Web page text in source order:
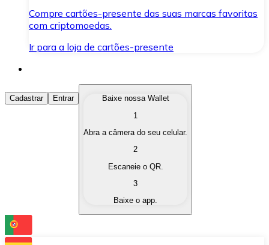
Compre cartões-presente das suas marcas favoritas
com criptomoedas.
Ir para a loja de cartões-presente
Comprar Criptomoedas
Compre as criptomoedas de seu interesse de forma
Converta suas criptomoedas em moeda fiduciária
Troque uma criptomoeda por outra
Cadastrar Entrar
Baixe nossa Wallet
1
Abra a câmera do seu celular.
2
Escaneie o QR.
3
Baixe o app.